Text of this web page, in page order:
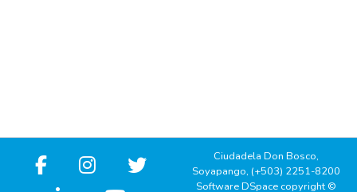
Ciudadela Don Bosco,
Soyapango, (+503) 2251-8200
Software DSpace copyright ©